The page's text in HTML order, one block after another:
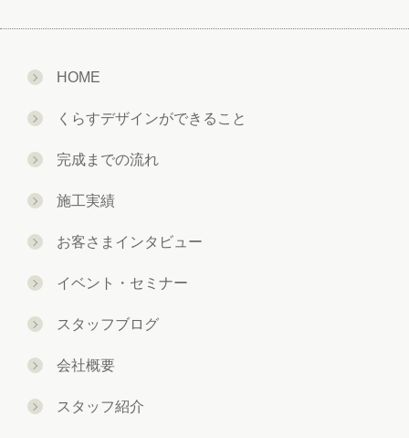
HOME
くらすデザインができること
完成までの流れ
施工実績
お客さまインタビュー
イベント・セミナー
スタッフブログ
会社概要
スタッフ紹介